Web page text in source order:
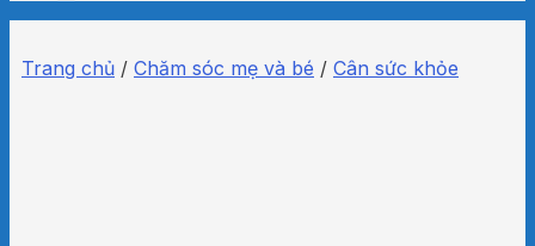
Trang chủ / Chăm sóc mẹ và bé / Cân sức khỏe